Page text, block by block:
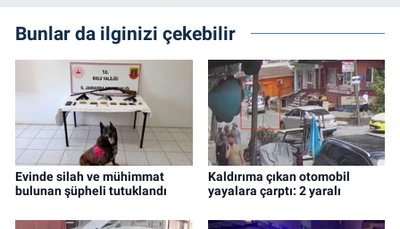
Bunlar da ilginizi çekebilir
Evinde silah ve mühimmat
bulunan şüpheli tutuklandı
Kaldırıma çıkan otomobil
yayalara çarptı: 2 yaralı